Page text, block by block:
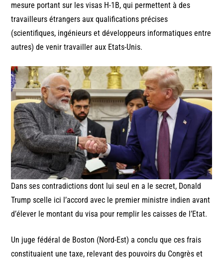
mesure portant sur les visas H-1B, qui permettent à des
travailleurs étrangers aux qualifications précises
(scientifiques, ingénieurs et développeurs informatiques entre
autres) de venir travailler aux Etats-Unis.
Dans ses contradictions dont lui seul en a le secret, Donald
Trump scelle ici l’accord avec le premier ministre indien avant
d’élever le montant du visa pour remplir les caisses de l’Etat.
Un juge fédéral de Boston (Nord-Est) a conclu que ces frais
constituaient une taxe, relevant des pouvoirs du Congrès et